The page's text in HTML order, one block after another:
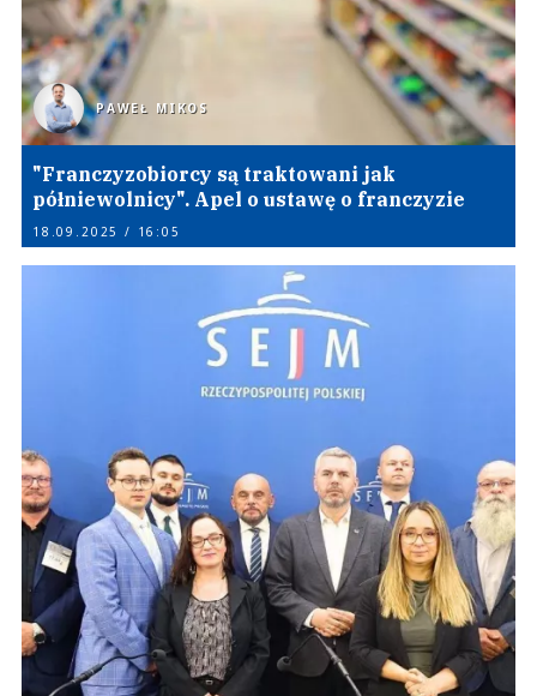
PAWEŁ MIKOS
"Franczyzobiorcy są traktowani jak
półniewolnicy". Apel o ustawę o franczyzie
18.09.2025 / 16:05